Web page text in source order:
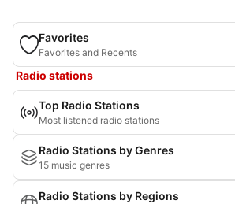
Favorites
Favorites and Recents
Radio stations
Top Radio Stations
Most listened radio stations
Radio Stations by Genres
15 music genres
Radio Stations by Regions